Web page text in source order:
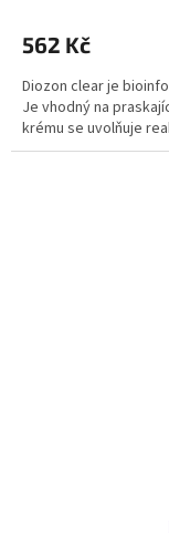
562 Kč
Diozon clear je
Je vhodný na
krému se uvolňuje